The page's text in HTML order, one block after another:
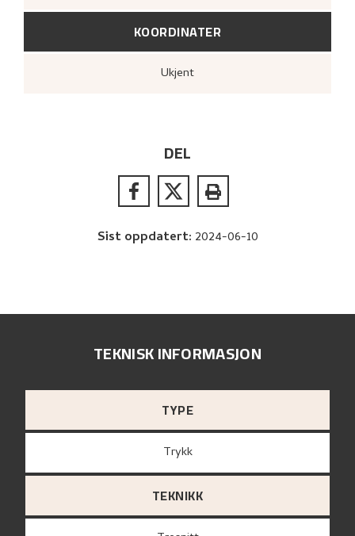
KOORDINATER
Ukjent
DEL
Sist oppdatert: 2024-06-10
TEKNISK INFORMASJON
TYPE
Trykk
TEKNIKK